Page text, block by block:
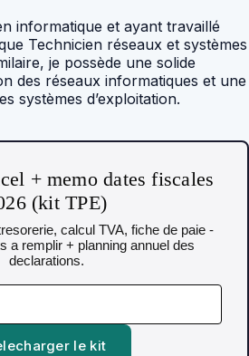
informatique et ayant travaillé
Technicien réseaux et systèmes
je possède une solide
des réseaux informatiques et une
systèmes d’exploitation.
+ memo dates fiscales
(kit TPE)
calcul TVA, fiche de paie -
a remplir + planning annuel des
declarations.
le kit